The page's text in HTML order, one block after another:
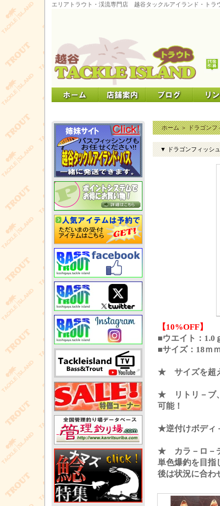
エリアトラウト・渓流専門店 越谷タックルアイランド・トラ
ホーム＞ドラゴンフ
▼ ドラゴンフィッシ
【10%OFF】
■ウエイト：1.0
■サイズ：18ｍ
★ サイズを超
★ リトリ－ブ
可能！
★逆付けボディ
★ カラ－ロ－
単色爆釣を目指
後は状況に合わ